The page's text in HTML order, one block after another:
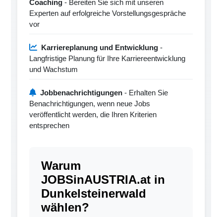
Coaching - Bereiten Sie sich mit unseren
Experten auf erfolgreiche Vorstellungsgespräche
vor
Karriereplanung und Entwicklung -
Langfristige Planung für Ihre Karriereentwicklung
und Wachstum
Jobbenachrichtigungen - Erhalten Sie
Benachrichtigungen, wenn neue Jobs
veröffentlicht werden, die Ihren Kriterien
entsprechen
Warum
JOBSinAUSTRIA.at in
Dunkelsteinerwald
wählen?